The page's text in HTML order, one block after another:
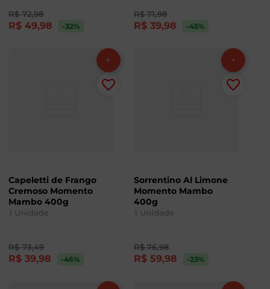
R$ 72,98
R$ 49,98 -32%
R$ 71,98
R$ 39,98 -45%
Capeletti de Frango
Cremoso Momento
Mambo 400g
1 Unidade
R$ 73,49
R$ 39,98 -46%
Sorrentino Al Limone
Momento Mambo
400g
1 Unidade
R$ 76,98
R$ 59,98 -23%